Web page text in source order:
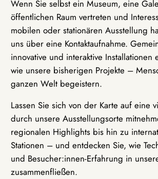
Wenn Sie selbst ein Museum, eine
öffentlichen Raum vertreten und
mobilen oder stationären Ausstellung
uns über eine Kontaktaufnahme.
innovative und interaktive
wie unsere bisherigen Projekte –
ganzen Welt begeistern.
Lassen Sie sich von der Karte auf eine
durch unsere Ausstellungsorte
regionalen Highlights bis hin zu
Stationen – und entdecken Sie, wie
und Besucher:innen-Erfahrung in
zusammenfließen.